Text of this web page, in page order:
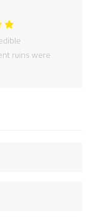
ruins were